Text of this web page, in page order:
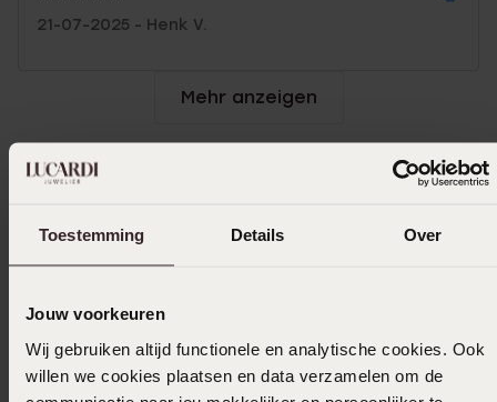
Toestemming Details Over
Jouw voorkeuren
Wij gebruiken altijd functionele en analytische cookies. Ook
willen we cookies plaatsen en data verzamelen om de
21-07-2025 - Henk V.
Mehr anzeigen
Das könnte dir gefallen